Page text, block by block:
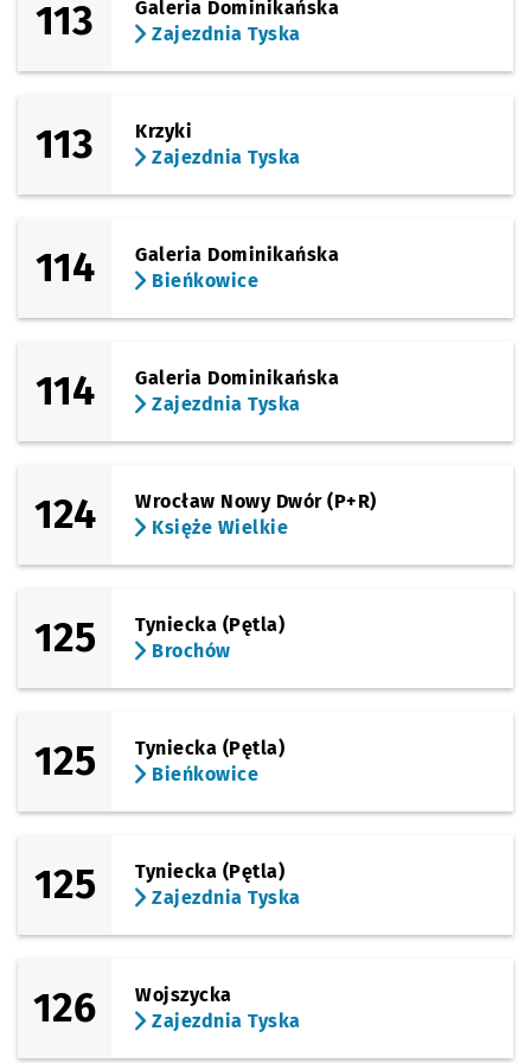
113
Galeria Dominikańska
Zajezdnia Tyska
113
Krzyki
Zajezdnia Tyska
114
Galeria Dominikańska
Bieńkowice
114
Galeria Dominikańska
Zajezdnia Tyska
124
Wrocław Nowy Dwór (P+R)
Księże Wielkie
125
Tyniecka (Pętla)
Brochów
125
Tyniecka (Pętla)
Bieńkowice
125
Tyniecka (Pętla)
Zajezdnia Tyska
126
Wojszycka
Zajezdnia Tyska